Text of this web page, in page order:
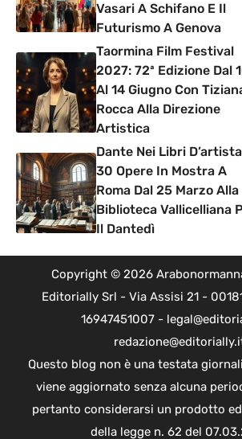
Vasari A Schifano E Il
Futurismo A Genova
Taormina Film Festival
2027: 72ª Edizione Dal
Al 14 Giugno Con
Rocca Alla Direzione
Artistica
Dante Nei Libri
30 Opere In Mostra A
Roma Dal 25 Marzo Alla
Biblioteca Vallicelliana
Il Dantedì
Copyright © 2026
Editorially Srl - Via Assisi 21 -
16947451007 -
Questo blog non è una testata
viene aggiornato senza alcuna
pertanto considerarsi un prodotto
della legge n. 62 del